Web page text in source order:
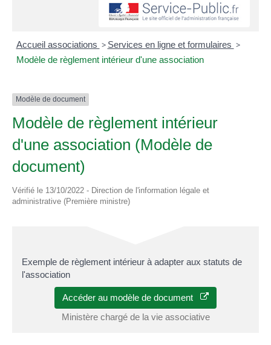
Accueil associations > Services en ligne et formulaires >
Modèle de règlement intérieur d'une association
Modèle de document
Modèle de règlement intérieur
d'une association (Modèle de
document)
Vérifié le 13/10/2022 - Direction de l'information légale et
administrative (Première ministre)
Exemple de règlement intérieur à adapter aux statuts de
l'association
Accéder au modèle de document
Ministère chargé de la vie associative